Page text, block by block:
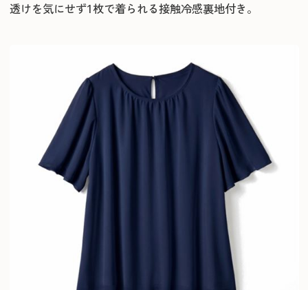
透けを気にせず1枚で着られる接触冷感裏地付き。